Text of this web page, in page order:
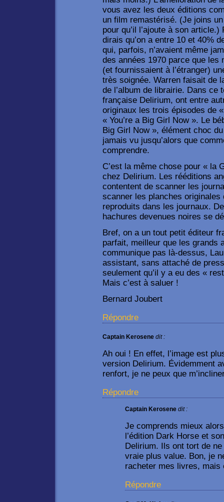
vous avez les deux éditions
un film remastérisé. (Je joins
pour qu’il l’ajoute à son
dirais qu’on a entre 10 et 40%
qui, parfois, n’avaient même
des années 1970 parce que les
(et fournissaient à l’étranger)
très soignée. Warren faisait de
de l’album de librairie. Dans ce
française Delirium, ont entre
originaux les trois épisodes de
« You’re a Big Girl Now ». Le
Big Girl Now », élément choc
jamais vu jusqu’alors que
comprendre.
C’est la même chose pour « la
chez Delirium. Les rééditions
contentent de scanner les
scanner les planches
reproduits dans les journaux.
hachures devenues noires se
Bref, on a un tout petit éditeur
parfait, meilleur que les grands
communique pas là-dessus,
assistant, sans attaché de
seulement qu’il y a eu des «
Mais c’est à saluer !
Bernard Joubert
Répondre
Captain Kerosene dit :
Ah oui ! En effet, l’image est
version Delirium. Évidemment
renfort, je ne peux que
Répondre
Captain Kerosene dit :
Je comprends mieux
l’édition Dark Horse et
Delirium. Ils ont tort de
vraie plus value. Bon, je
racheter mes livres, mais
Répondre